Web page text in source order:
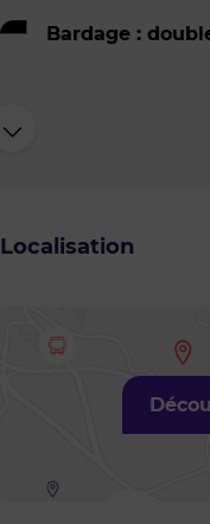
Bardage :
Localisation